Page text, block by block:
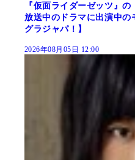
『仮面ライダーゼッツ』
放送中のドラマに出演中の
グラジャパ！】
2026年08月05日 12:00